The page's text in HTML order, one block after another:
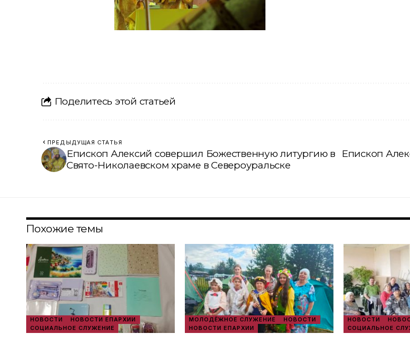
Поделитесь этой статьей
ПРЕДЫДУЩАЯ СТАТЬЯ
Епископ Алексий совершил Божественную литургию в
Свято-Николаевском храме в Североуральске
Епископ
Похожие темы
НОВОСТИ
НОВОСТИ ЕПАРХИИ
СОЦИАЛЬНОЕ СЛУЖЕНИЕ
МОЛОДЁЖНОЕ СЛУЖЕНИЕ
НОВОСТИ
НОВОСТИ ЕПАРХИИ
НОВОСТИ
СОЦИАЛЬНОЕ